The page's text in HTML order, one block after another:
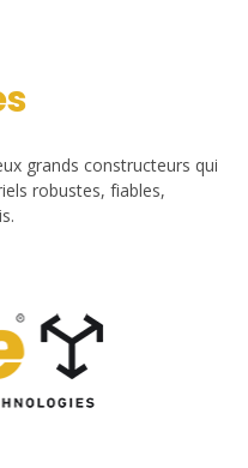
grands constructeurs qui
robustes, fiables,